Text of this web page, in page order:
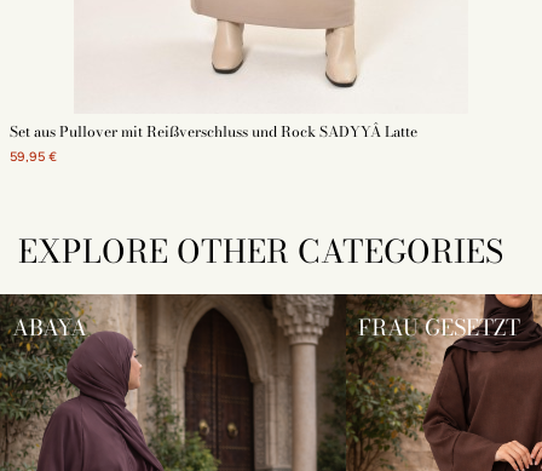
Set aus Pullover mit Reißverschluss und Rock SADYYÂ Latte
59,95 €
EXPLORE OTHER CATEGORIES
ABAYA FRAU GESETZT